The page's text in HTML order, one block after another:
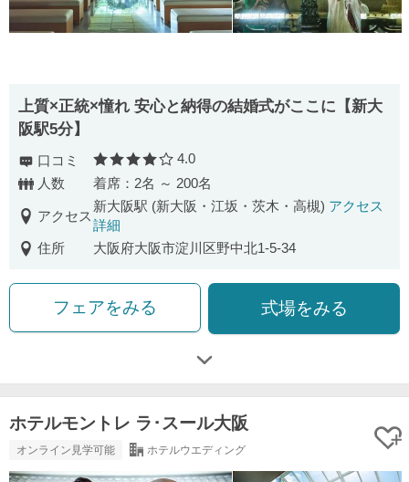
上質×正統×憧れ 安心と納得の結婚式がここに【新大
阪駅5分】
口コミ 口コミ評価
4.0
人数
着席：2名 ～ 200名
アクセス
新大阪駅 (新大阪・江坂・茨木・高槻) アクセス
詳細
住所
大阪府大阪市淀川区野中北1-5-34
フェアをみる 式場をみる
ホテルモントレ ラ･スール大阪
オンライン見学可能 ホテルウエディング